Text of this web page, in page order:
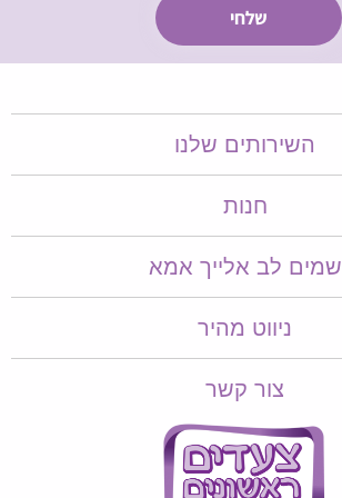
השירותים שלנו
חנות
שמים לב אלייך אמא​​
ניווט מהיר
צור קשר